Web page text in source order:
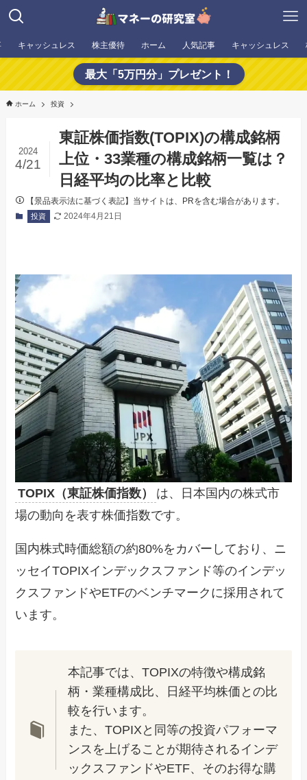
キャッシュレス 株主優待 ホーム 人気記事 キャッシュレス
最大「5万円分」プレゼント！
ホーム 投資
東証株価指数(TOPIX)の構成銘柄
上位・33業種の構成銘柄一覧は？
日経平均の比率と比較
2024
4/21
【景品表示法に基づく表記】当サイトは、PRを含む場合があります。
投資 2024年4月21日
TOPIX（東証株価指数）
は、日本国内の株式市
場の動向を表す株価指数です。
国内株式時価総額の約80%をカバーしており、ニ
ッセイTOPIXインデックスファンド等のインデッ
クスファンドやETFのベンチマークに採用されて
います。
本記事では、TOPIXの特徴や構成銘
柄・業種構成比、日経平均株価との比
較を行います。
また、TOPIXと同等の投資パフォーマ
ンスを上げることが期待されるインデ
ックスファンドやETF、そのお得な購